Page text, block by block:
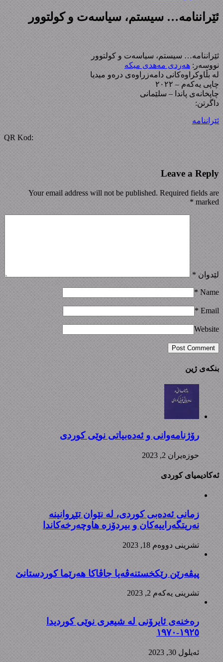
ئێراننامە… سیستم، سیاسەت و کولتوور
ئێراننامە… سیستم، سیاسەت و کولتوور
نووسەر: هەردی مەهدی میکە
لە بڵاوکراوەکانی دامەزراوەی درەو میدیا
چاپی یەکەم – ٢٠٢٢
چاپخانەی پاندا – سلێمانی
داگرتن:
ئێراننامە
QR Kod:
Leave a Reply
Your email address will not be published. Required fields are
marked
*
لێدوان *
Name
*
Email
*
Website
بنکەی ژین
رۆژنامەوانی و ئەدەبیاتی نوێی کوردی
حوزه‌یران 2, 2023
ئەکادیمیای کوردی
زمانی ئەدەبی کوردی، لە نێوان تێڕوانینە
نەریتگەراییەکان و بیردۆزە هاوچەرخەکاندا
تشرینی دووه‌م 18, 2023
پیڤەرێن رێکخستنەڤەیا جاڤاکا هەرێما کوردستانێ
تشرینی یه‌كه‌م 2, 2023
رەخنەی ئایرۆنی لە شیعری نوێی کوردیدا
١٩٢٥-١٩٧٠
ئه‌یلول 30, 2023